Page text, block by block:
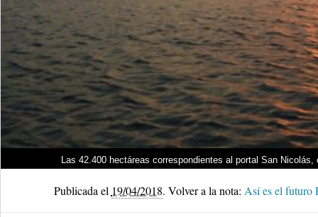
Las 42.400 hectáreas correspondientes al portal San
Publicada el 19/04/2018. Volver a la nota: Así es el futuro